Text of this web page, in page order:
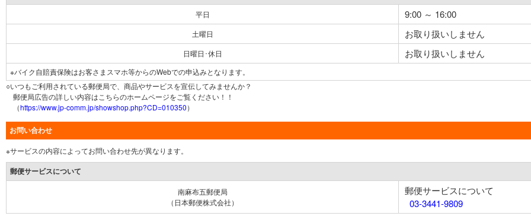
平日 9:00 ～ 16:00
土曜日 お取り扱いしません
日曜日･休日 お取り扱いしません
※バイク自賠責保険はお客さまスマホ等からのWebでの申込みとなります。
○いつもご利用されている郵便局で、商品やサービスを宣伝してみませんか？
郵便局広告の詳しい内容はこちらのホームページをご覧ください！！
（https://www.jp-comm.jp/showshop.php?CD=010350）
お問い合わせ
※サービスの内容によってお問い合わせ先が異なります。
郵便サービスについて
南麻布五郵便局
（日本郵便株式会社）
郵便サービスについて
03-3441-9809